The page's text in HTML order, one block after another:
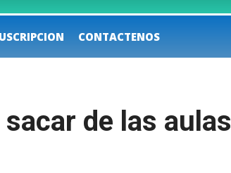
CONTACTENOS
de las aulas